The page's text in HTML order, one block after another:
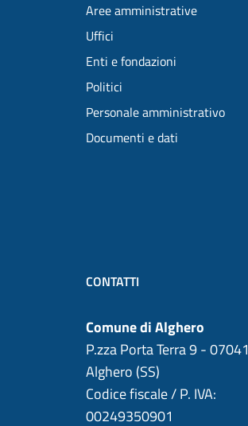
Aree amministrative
Uffici
Enti e fondazioni
Politici
Personale amministrativo
Documenti e dati
CONTATTI
Comune di Alghero
P.zza Porta Terra 9 - 07041
Alghero (SS)
Codice fiscale / P. IVA:
00249350901